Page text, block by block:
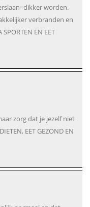
worden.
verbranden en
EN EET
zorg dat je jezelf niet
EET GEZOND EN